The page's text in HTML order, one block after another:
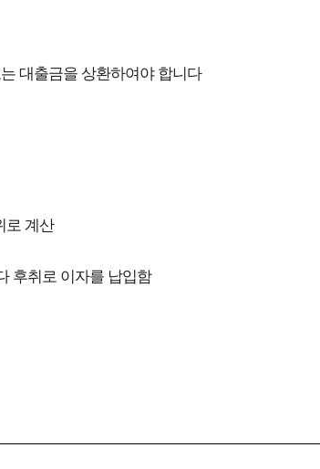
대출금을 상환하여야 합니다
로 계산
후취로 이자를 납입함